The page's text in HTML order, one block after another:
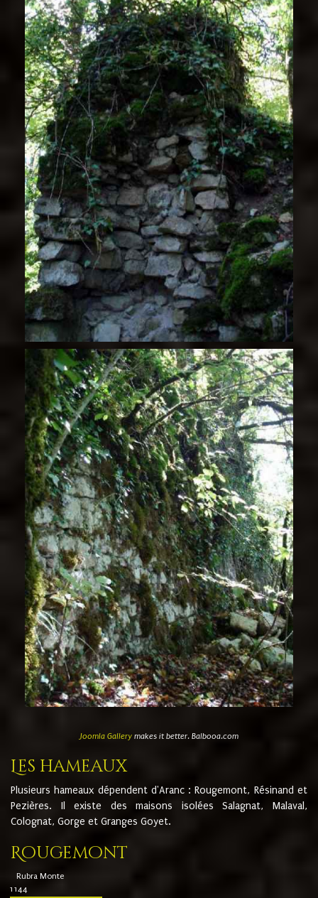
Joomla Gallerymakes it better. Balbooa.com
Les hameaux
Plusieurs hameaux dépendent d'Aranc : Rougemont, Résinand et
Pezières. Il existe des maisons isolées Salagnat, Malaval,
Colognat, Gorge et Granges Goyet.
Rougemont
Rubra Monte
1144